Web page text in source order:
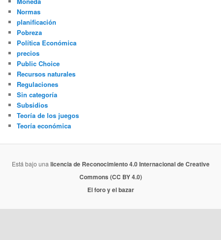
Normas
planificación
Pobreza
Política Económica
precios
Public Choice
Recursos naturales
Regulaciones
Sin categoría
Subsidios
Teoría de los juegos
Teoría económica
Está bajo una licencia de Reconocimiento 4.0 Internacional de Creative
Commons (CC BY 4.0)
El foro y el bazar